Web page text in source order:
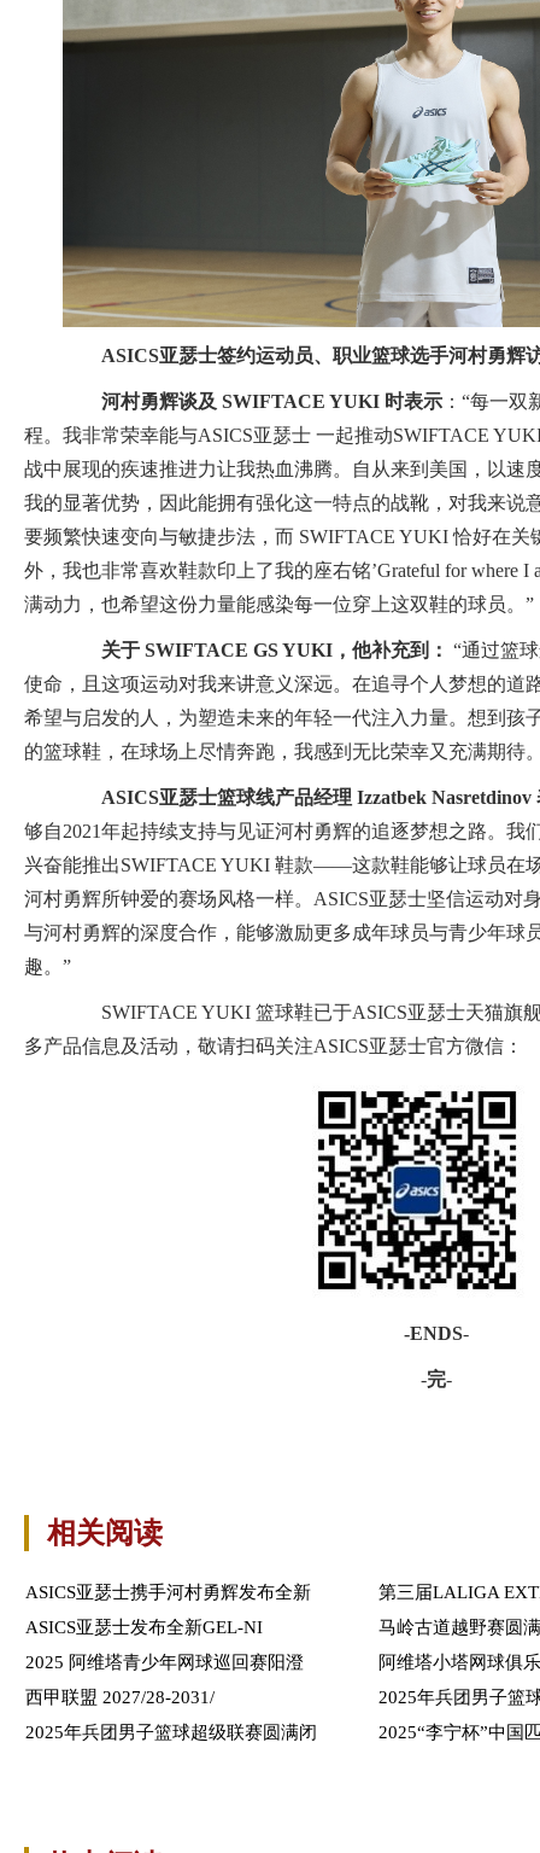
ASICS亚瑟士签约运动员、职业篮球选手河村勇辉
河村勇辉谈及 SWIFTACE YUKI 时表示 ：“每一
程。我非常荣幸能与ASICS亚瑟士 一起推动SWIFTACE
战中展现的疾速推进力让我热血沸腾。自从来到美国，以速
我的显著优势，因此能拥有强化这一特点的战靴，对我来说
要频繁快速变向与敏捷步法，而 SWIFTACE YUKI 恰好在关
外，我也非常喜欢鞋款印上了我的座右铭’Grateful for where I
满动力，也希望这份力量能感染每一位穿上这双鞋的球员。”
关于 SWIFTACE GS YUKI ， 他补充到 ： “通过篮
使命，且这项运动对我来讲意义深远。在追寻个人梦想的道
希望与启发的人，为塑造未来的年轻一代注入力量。想到孩
的篮球鞋，在球场上尽情奔跑，我感到无比荣幸又充满期待
ASICS亚瑟士篮球线产品经理 Izzatbek Nasretdinov
够自2021年起持续支持与见证河村勇辉的追逐梦想之路。我
兴奋能推出SWIFTACE YUKI 鞋款——这款鞋能够让球员在
河村勇辉所钟爱的赛场风格一样。ASICS亚瑟士坚信运动对
与河村勇辉的深度合作，能够激励更多成年球员与青少年球
趣。”
SWIFTACE YUKI 篮球鞋已于ASICS亚瑟士天猫旗
多产品信息及活动，敬请扫码关注ASICS亚瑟士官方微信：
-ENDS-
-完-
相关阅读
ASICS亚瑟士携手河村勇辉发布全新
第三届LALIGA
ASICS亚瑟士发布全新GEL-NI
马岭古道越野赛圆
2025 阿维塔青少年网球巡回赛阳澄
阿维塔小塔网球俱
西甲联盟 2027/28-2031/
2025年兵团男子篮
2025年兵团男子篮球超级联赛圆满闭
2025“李宁杯”中国